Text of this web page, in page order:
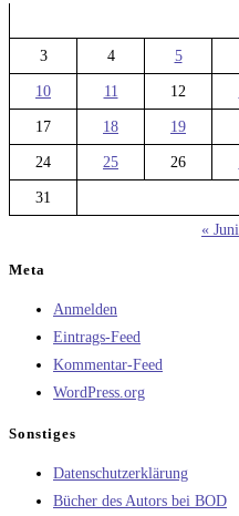
3 4 5
10 11 12
17 18 19
24 25 26
31
« Juni
Meta
Anmelden
Eintrags-Feed
Kommentar-Feed
WordPress.org
Sonstiges
Datenschutzerklärung
Bücher des Autors bei BOD